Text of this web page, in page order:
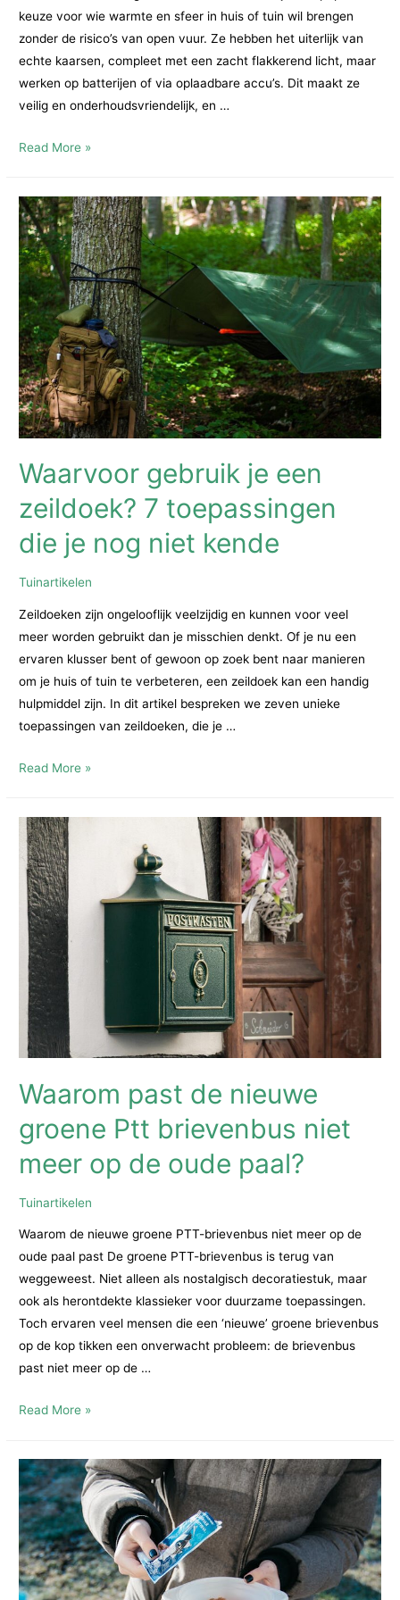
keuze voor wie warmte en sfeer in huis of tuin wil brengen
zonder de risico’s van open vuur. Ze hebben het uiterlijk van
echte kaarsen, compleet met een zacht flakkerend licht, maar
werken op batterijen of via oplaadbare accu’s. Dit maakt ze
veilig en onderhoudsvriendelijk, en …
LED
Tuinvogels:
Gezelligheid
zonder
Gevaar
Read More »
Waarvoor gebruik je een
zeildoek? 7 toepassingen
die je nog niet kende
Tuinartikelen
Zeildoeken zijn ongelooflijk veelzijdig en kunnen voor veel
meer worden gebruikt dan je misschien denkt. Of je nu een
ervaren klusser bent of gewoon op zoek bent naar manieren
om je huis of tuin te verbeteren, een zeildoek kan een handig
hulpmiddel zijn. In dit artikel bespreken we zeven unieke
toepassingen van zeildoeken, die je …
Waarvoor
een
zeildoek?
toepassingen
die
nog
niet
kende
Read More »
Waarom past de nieuwe
groene Ptt brievenbus niet
meer op de oude paal?
Tuinartikelen
Waarom de nieuwe groene PTT-brievenbus niet meer op de
oude paal past De groene PTT-brievenbus is terug van
weggeweest. Niet alleen als nostalgisch decoratiestuk, maar
ook als herontdekte klassieker voor duurzame toepassingen.
Toch ervaren veel mensen die een ‘nieuwe’ groene brievenbus
op de kop tikken een onverwacht probleem: de brievenbus
past niet meer op de …
Waarom
nieuwe
groene
Ptt
brievenbus
niet
meer
Read More »